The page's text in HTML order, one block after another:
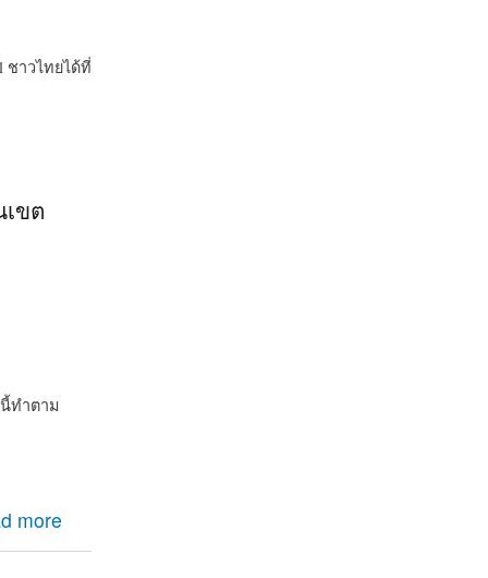
ชาวไทยได้ที่
ขต
นี้ทำตาม
more